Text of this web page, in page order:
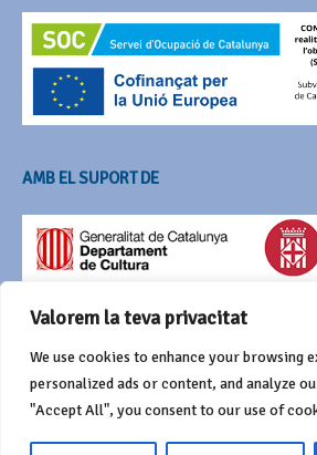
Valorem la teva privacitat
We use cookies to enhance your browsing
personalized ads or content, and analyze
"Accept All", you consent to our use of
AMB EL SUPORT DE